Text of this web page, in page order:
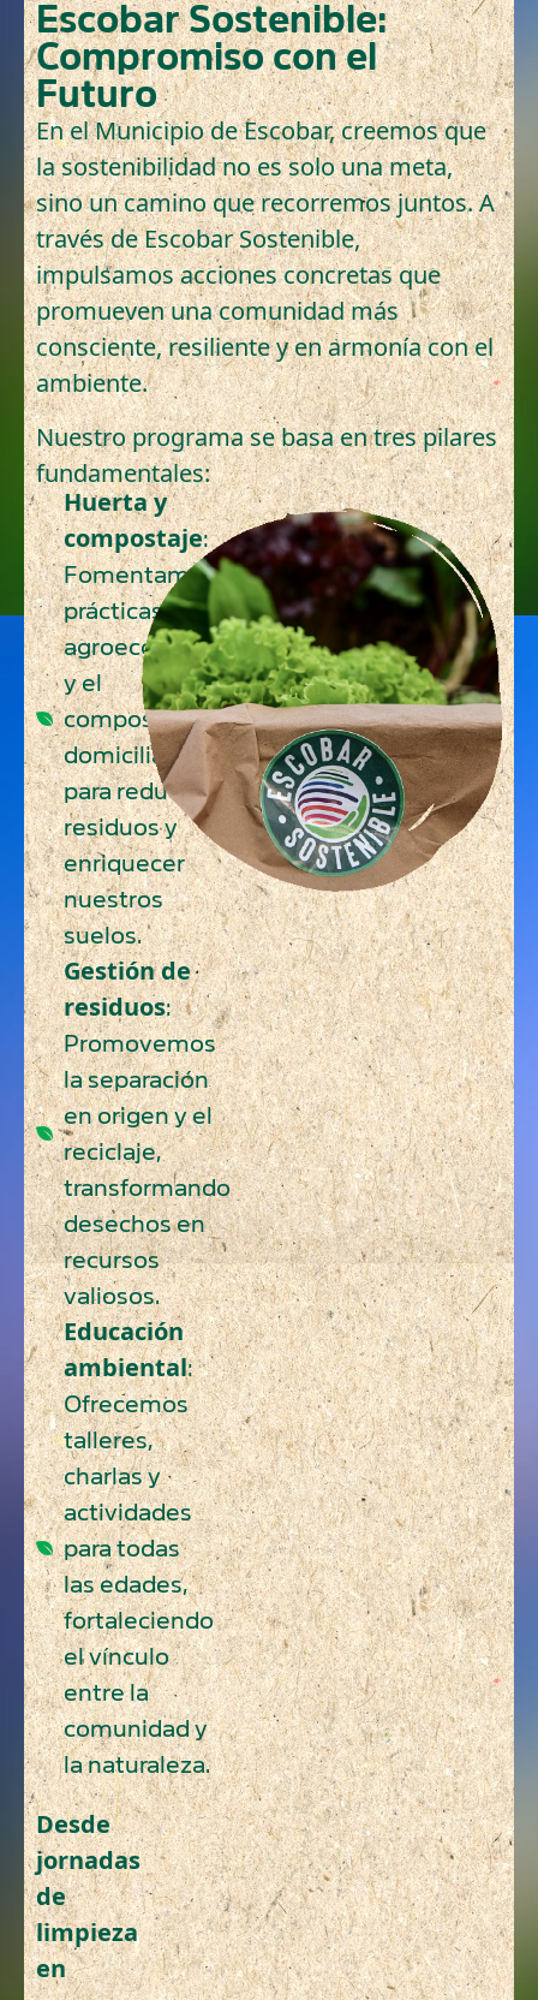
Escobar Sostenible:
Compromiso con el
Futuro
En el Municipio de Escobar, creemos que
la sostenibilidad no es solo una meta,
sino un camino que recorremos juntos. A
través de Escobar Sostenible,
impulsamos acciones concretas que
promueven una comunidad más
consciente, resiliente y en armonía con el
ambiente.
Nuestro programa se basa en tres pilares
fundamentales:
Huerta y
compostaje:
Fomentamos
prácticas
agroecológicas
y el
compostaje
domiciliario
para reducir
residuos y
enriquecer
nuestros
suelos.
Gestión de
residuos:
Promovemos
la separación
en origen y el
reciclaje,
transformando
desechos en
recursos
valiosos.
Educación
ambiental:
Ofrecemos
talleres,
charlas y
actividades
para todas
las edades,
fortaleciendo
el vínculo
entre la
comunidad y
la naturaleza.
Desde
jornadas
de
limpieza
en